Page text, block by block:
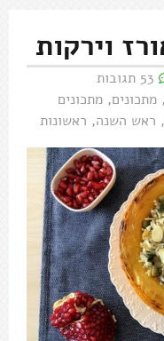
וירקות
53 תגובות
, מתכונים, מתכונים
, ראש השנה, ראשונות